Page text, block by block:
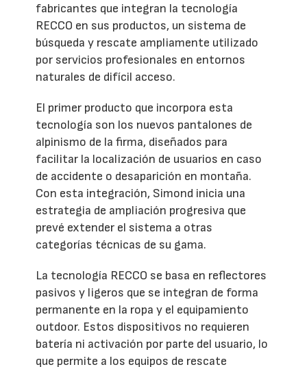
fabricantes que integran la tecnología
RECCO en sus productos, un sistema de
búsqueda y rescate ampliamente utilizado
por servicios profesionales en entornos
naturales de difícil acceso.
El primer producto que incorpora esta
tecnología son los nuevos pantalones de
alpinismo de la firma, diseñados para
facilitar la localización de usuarios en caso
de accidente o desaparición en montaña.
Con esta integración, Simond inicia una
estrategia de ampliación progresiva que
prevé extender el sistema a otras
categorías técnicas de su gama.
La tecnología RECCO se basa en reflectores
pasivos y ligeros que se integran de forma
permanente en la ropa y el equipamiento
outdoor. Estos dispositivos no requieren
batería ni activación por parte del usuario, lo
que permite a los equipos de rescate